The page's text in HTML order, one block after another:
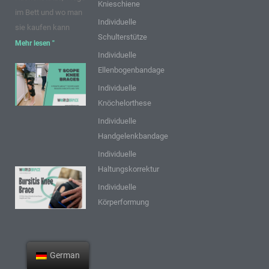
im Bett und wo man
sie kaufen kann
Mehr lesen "
9 Punkte über
T Scope
Knieschienen:
9 FAQs zur
Bursitis-
Knieschiene:
Knieschiene
Individuelle
Schulterstütze
Individuelle
Ellenbogenbandage
Individuelle
Knöchelorthese
Individuelle
Handgelenkbandage
Individuelle
Haltungskorrektur
Individuelle
Körperformung
German